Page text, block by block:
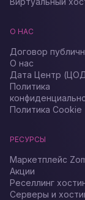
О НАС
Договор
О нас
Дата Центр
Политика
Политика Cookie
РЕСУРСЫ
Маркетплейс
Акции
Реселлинг
Серверы и